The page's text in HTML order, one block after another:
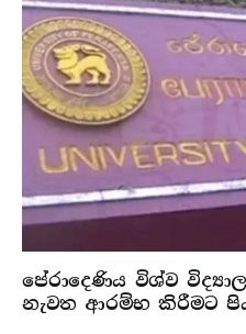
පේරාදෙණිය විශ්ව
නැවත ආරම්භ කිරීමට